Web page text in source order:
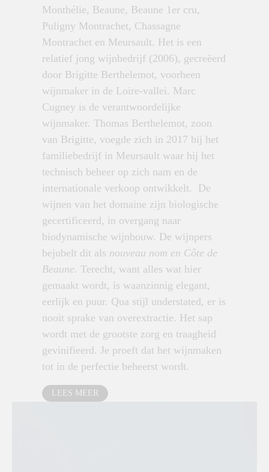
Monthélie, Beaune, Beaune 1er cru,
Puligny Montrachet, Chassagne
Montrachet en Meursault. Het is een
relatief jong wijnbedrijf (2006), gecreëerd
door Brigitte Berthelemot, voorheen
wijnmaker in de Loire-vallei. Marc
Cugney is de verantwoordelijke
wijnmaker. Thomas Berthelemot, zoon
van Brigitte, voegde zich in 2017 bij het
familiebedrijf in Meursault waar hij het
technisch beheer op zich nam en de
internationale verkoop ontwikkelt. De
wijnen van het domaine zijn biologische
gecertificeerd, in overgang naar
biodynamische wijnbouw. De wijnpers
bejubelt dit als nouveau nom en Côte de
Beaune. Terecht, want alles wat hier
gemaakt wordt, is waanzinnig elegant,
eerlijk en puur. Qua stijl understated, er is
nooit sprake van overextractie. Het sap
wordt met de grootste zorg en traagheid
gevinifieerd. Je proeft dat het wijnmaken
tot in de perfectie beheerst wordt.
LEES MEER